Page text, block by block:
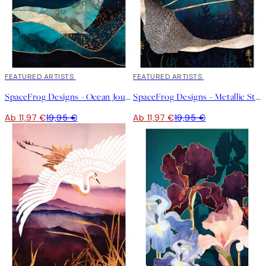
40%*
FEATURED ARTISTS
SpaceFrog Designs - Ocean Journey Poster
Ab 11,97 €19,95 €
40%*
FEATURED ARTISTS
SpaceFrog Designs - Metallic Stingray Poster
Ab 11,97 €19,95 €